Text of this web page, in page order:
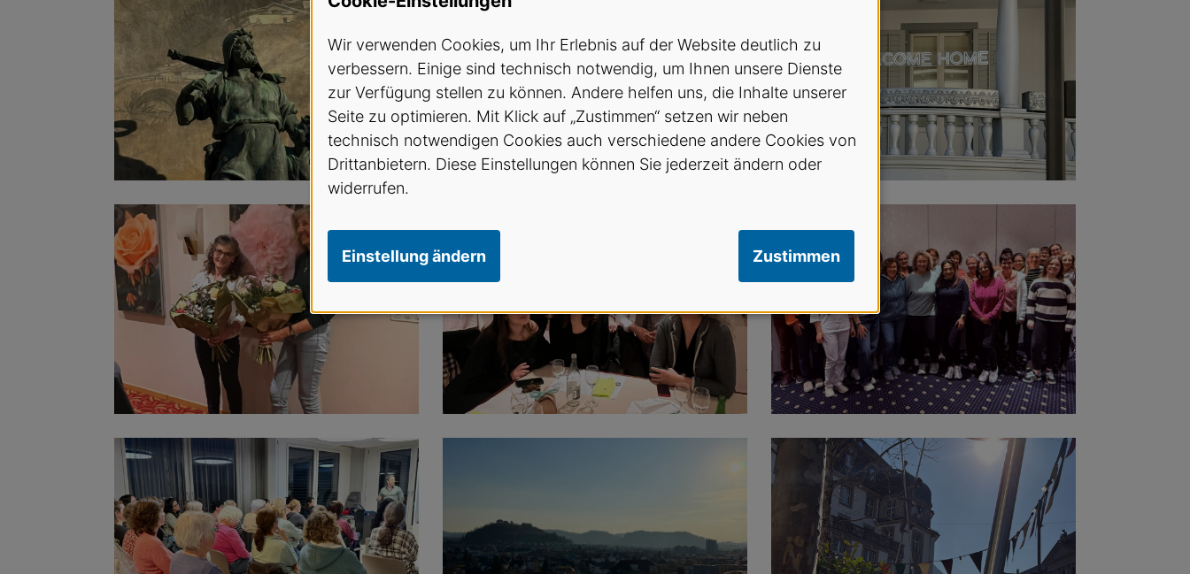
Wir verwenden Cookies, um Ihr Erlebnis auf der Website deutlich zu
verbessern. Einige sind technisch notwendig, um Ihnen unsere Dienste
zur Verfügung stellen zu können. Andere helfen uns, die Inhalte unserer
Seite zu optimieren. Mit Klick auf „Zustimmen“ setzen wir neben
technisch notwendigen Cookies auch verschiedene andere Cookies von
Drittanbietern. Diese Einstellungen können Sie jederzeit ändern oder
widerrufen.
Einstellung ändern Zustimmen